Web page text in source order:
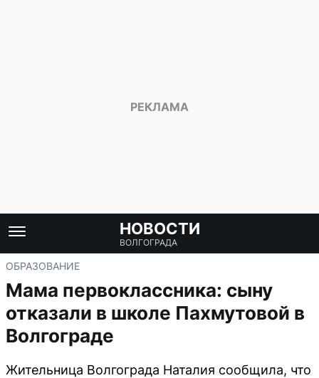
НОВОСТИ
ВОЛГОГРАДА
ОБРАЗОВАНИЕ
Мама первоклассника: сыну
отказали в школе Пахмутовой в
Волгограде
Жительница Волгограда Наталия сообщила, что